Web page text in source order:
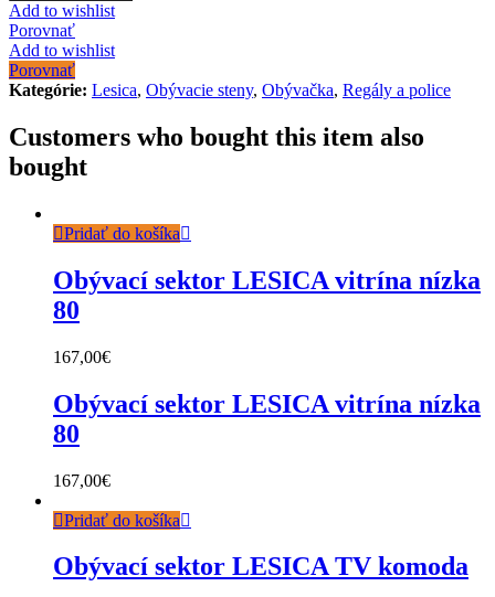
Add to wishlist
Porovnať
Add to wishlist
Porovnať
Kategórie: Lesica, Obývacie steny, Obývačka, Regály a police
Customers who bought this item also
bought
Pridať do košíka
Obývací sektor LESICA vitrína nízka
80
167,00€
Obývací sektor LESICA vitrína nízka
80
167,00€
Pridať do košíka
Obývací sektor LESICA TV komoda